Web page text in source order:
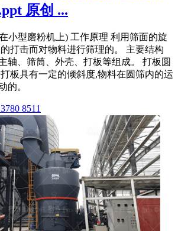
原创 ...
小型磨粉机上) 工作原理 利用筛面的旋
打击而对物料进行筛理的。 主要结构
轴、筛筒、外壳、打板等组成。 打板圆
板具有一定的倾斜度,物料在圆筛内的运
的。
8511